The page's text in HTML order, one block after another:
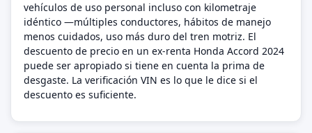
vehículos de uso personal incluso con kilometraje
idéntico —múltiples conductores, hábitos de manejo
menos cuidados, uso más duro del tren motriz. El
descuento de precio en un ex-renta Honda Accord 2024
puede ser apropiado si tiene en cuenta la prima de
desgaste. La verificación VIN es lo que le dice si el
descuento es suficiente.